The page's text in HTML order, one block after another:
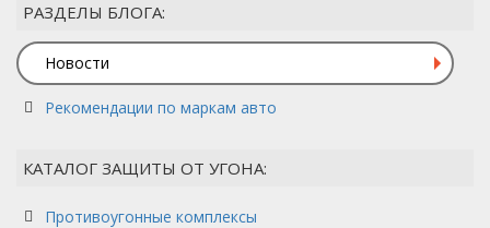
РАЗДЕЛЫ БЛОГА:
Новости
Рекомендации по маркам авто
КАТАЛОГ ЗАЩИТЫ ОТ УГОНА:
Противоугонные комплексы